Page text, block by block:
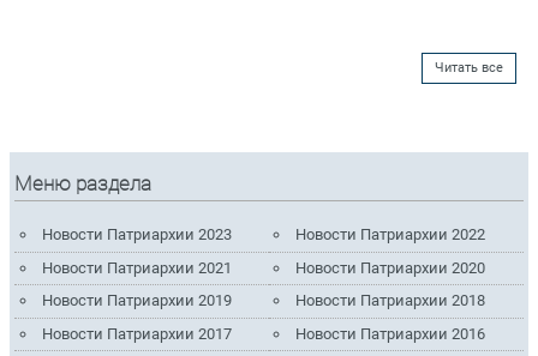
Читать все
Меню раздела
Новости Патриархии 2023
Новости Патриархии 2022
Новости Патриархии 2021
Новости Патриархии 2020
Новости Патриархии 2019
Новости Патриархии 2018
Новости Патриархии 2017
Новости Патриархии 2016